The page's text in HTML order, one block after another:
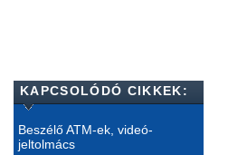
KAPCSOLÓDÓ CIKKEK:
Beszélő ATM-ek, videó-
jeltolmács